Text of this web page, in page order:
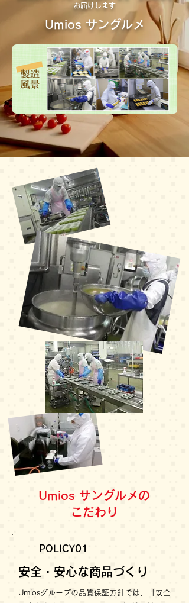
お届けします
Umios サングルメ
Umios サングルメの
こだわり
POLICY01
安全・安心な商品づくり
Umiosグループの品質保証方針では、「安全